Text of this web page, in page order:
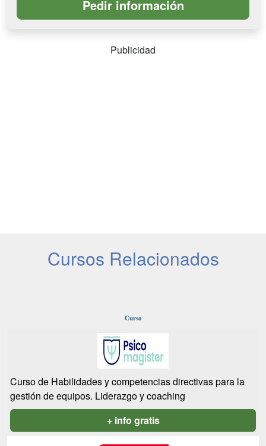
Publicidad
Cursos Relacionados
Curso
Curso de Habilidades y competencias directivas para la
gestión de equipos. Liderazgo y coaching
+ info gratis